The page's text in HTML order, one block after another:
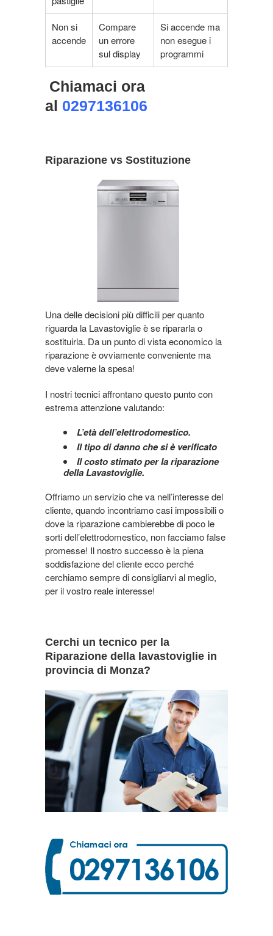
Non si
accende
Compare
un errore
sul display
Si accende ma
non esegue i
programmi
Chiamaci ora
al 0297136106
Riparazione vs Sostituzione
Una delle decisioni più difficili per quanto
riguarda la Lavastoviglie è se ripararla o
sostituirla. Da un punto di vista economico la
riparazione è ovviamente conveniente ma
deve valerne la spesa!
I nostri tecnici affrontano questo punto con
estrema attenzione valutando:
L’età dell’elettrodomestico.
Il tipo di danno che si è verificato
Il costo stimato per la riparazione
della Lavastoviglie.
Offriamo un servizio che va nell’interesse del
cliente, quando incontriamo casi impossibili o
dove la riparazione cambierebbe di poco le
sorti dell’elettrodomestico, non facciamo false
promesse! Il nostro successo è la piena
soddisfazione del cliente ecco perché
cerchiamo sempre di consigliarvi al meglio,
per il vostro reale interesse!
Cerchi un tecnico per la
Riparazione della lavastoviglie in
provincia di Monza?